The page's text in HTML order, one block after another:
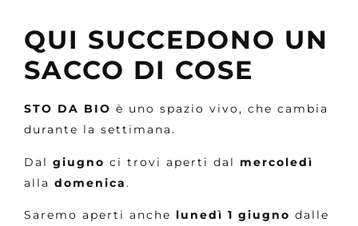
QUI SUCCEDONO UN
SACCO DI COSE
STO DA BIO è uno spazio vivo, che cambia
durante la settimana.
Dal giugno ci trovi aperti dal mercoledì
alla domenica .
Saremo aperti anche lunedì 1 giugno dalle